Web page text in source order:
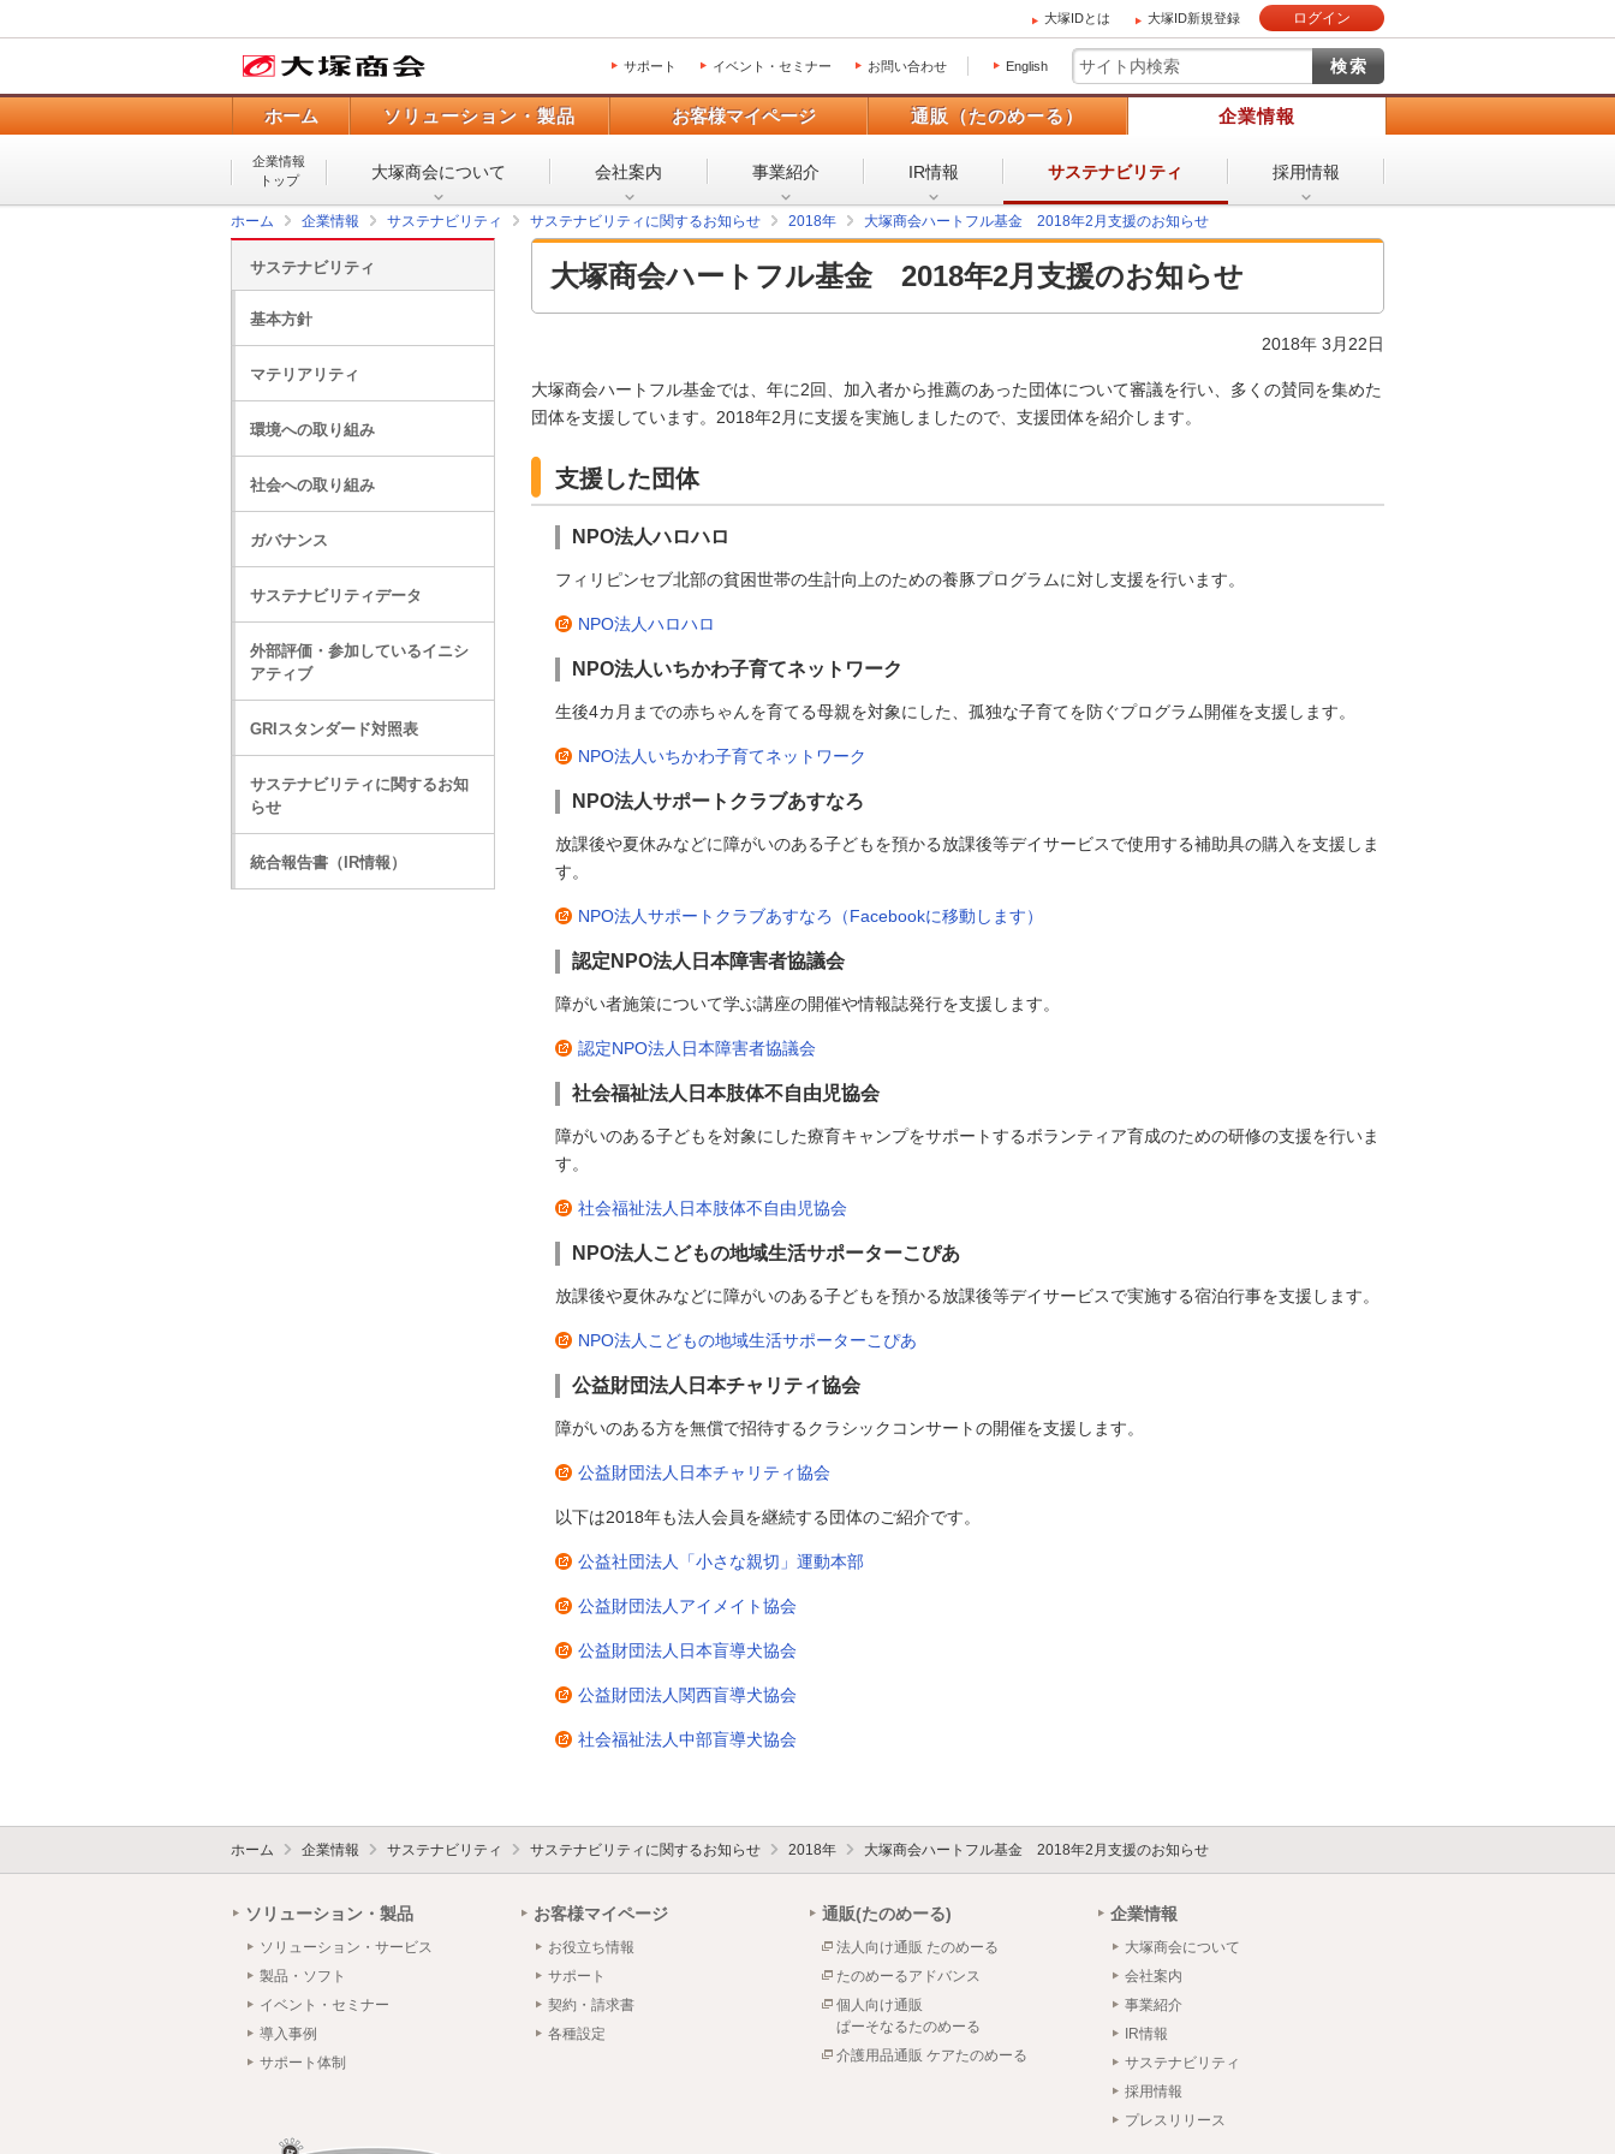
大塚IDとは 大塚ID新規登録 ログイン
サポート イベント・セミナー お問い合わせ English
ホーム ソリューション・製品 お客様マイページ 通販（たのめーる） 企業情報
企業情報
トップ
大塚商会について 会社案内 事業紹介 IR情報 サステナビリティ 採用情報
ホーム 企業情報 サステナビリティ サステナビリティに関するお知らせ 2018年 大塚商会ハートフル基金 2018年2月支援のお知らせ
大塚商会ハートフル基金 2018年2月支援のお知らせ
2018年 3月22日
大塚商会ハートフル基金では、年に2回、加入者から推薦のあった団体について審議を行い、多くの賛同を集めた
団体を支援しています。2018年2月に支援を実施しましたので、支援団体を紹介します。
支援した団体
NPO法人ハロハロ
フィリピンセブ北部の貧困世帯の生計向上のための養豚プログラムに対し支援を行います。
NPO法人ハロハロ
NPO法人いちかわ子育てネットワーク
生後4カ月までの赤ちゃんを育てる母親を対象にした、孤独な子育てを防ぐプログラム開催を支援します。
NPO法人いちかわ子育てネットワーク
NPO法人サポートクラブあすなろ
放課後や夏休みなどに障がいのある子どもを預かる放課後等デイサービスで使用する補助具の購入を支援しま
す。
NPO法人サポートクラブあすなろ（Facebookに移動します）
認定NPO法人日本障害者協議会
障がい者施策について学ぶ講座の開催や情報誌発行を支援します。
認定NPO法人日本障害者協議会
社会福祉法人日本肢体不自由児協会
障がいのある子どもを対象にした療育キャンプをサポートするボランティア育成のための研修の支援を行いま
す。
社会福祉法人日本肢体不自由児協会
NPO法人こどもの地域生活サポーターこぴあ
放課後や夏休みなどに障がいのある子どもを預かる放課後等デイサービスで実施する宿泊行事を支援します。
NPO法人こどもの地域生活サポーターこぴあ
公益財団法人日本チャリティ協会
障がいのある方を無償で招待するクラシックコンサートの開催を支援します。
公益財団法人日本チャリティ協会
以下は2018年も法人会員を継続する団体のご紹介です。
公益社団法人「小さな親切」運動本部
公益財団法人アイメイト協会
公益財団法人日本盲導犬協会
公益財団法人関西盲導犬協会
社会福祉法人中部盲導犬協会
サステナビリティ
基本方針
マテリアリティ
環境への取り組み
社会への取り組み
ガバナンス
サステナビリティデータ
外部評価・参加しているイニシ
アティブ
GRIスタンダード対照表
サステナビリティに関するお知
らせ
統合報告書（IR情報）
ホーム 企業情報 サステナビリティ サステナビリティに関するお知らせ 2018年 大塚商会ハートフル基金 2018年2月支援のお知らせ
ソリューション・製品
ソリューション・サービス
製品・ソフト
イベント・セミナー
導入事例
サポート体制
お客様マイページ
お役立ち情報
サポート
契約・請求書
各種設定
通販(たのめーる)
法人向け通販 たのめーる
たのめーるアドバンス
個人向け通販
ぱーそなるたのめーる
介護用品通販 ケアたのめーる
企業情報
大塚商会について
会社案内
事業紹介
IR情報
サステナビリティ
採用情報
プレスリリース